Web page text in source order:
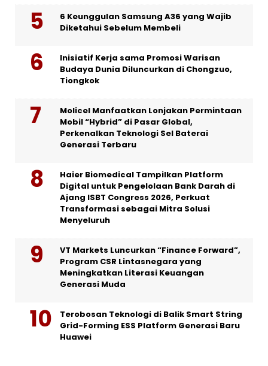
6 Keunggulan Samsung A36 yang Wajib
Diketahui Sebelum Membeli
Inisiatif Kerja sama Promosi Warisan
Budaya Dunia Diluncurkan di Chongzuo,
Tiongkok
Molicel Manfaatkan Lonjakan Permintaan
Mobil “Hybrid” di Pasar Global,
Perkenalkan Teknologi Sel Baterai
Generasi Terbaru
Haier Biomedical Tampilkan Platform
Digital untuk Pengelolaan Bank Darah di
Ajang ISBT Congress 2026, Perkuat
Transformasi sebagai Mitra Solusi
Menyeluruh
VT Markets Luncurkan “Finance Forward”,
Program CSR Lintasnegara yang
Meningkatkan Literasi Keuangan
Generasi Muda
Terobosan Teknologi di Balik Smart String
Grid-Forming ESS Platform Generasi Baru
Huawei